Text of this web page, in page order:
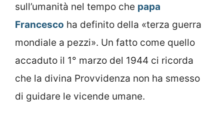
sull’umanità nel tempo che papa
Francesco ha definito della «terza guerra
mondiale a pezzi». Un fatto come quello
accaduto il 1° marzo del 1944 ci ricorda
che la divina Provvidenza non ha smesso
di guidare le vicende umane.